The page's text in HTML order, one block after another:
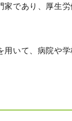
であり、厚生
用いて、病院や